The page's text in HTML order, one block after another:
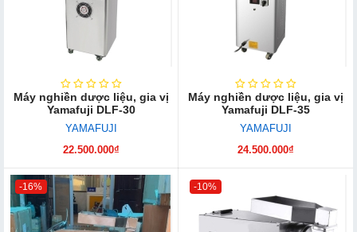
Máy nghiền dược liệu, gia vị
Yamafuji DLF-30
YAMAFUJI
22.500.000₫
Máy nghiền dược liệu, gia vị
Yamafuji DLF-35
YAMAFUJI
24.500.000₫
-16% -10%